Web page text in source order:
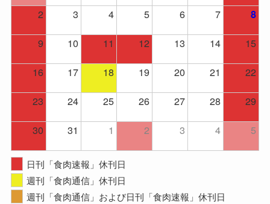
2
3 4 5 6 7 8
9 10 11 12 13 14
15
16
17 18 19 20 21
22
23
24 25 26 27 28
29
30
31 1 2 3 4 5
日刊「食肉速報」休刊日
週刊「食肉通信」休刊日
週刊「食肉通信」および日刊「食肉速報」休刊日